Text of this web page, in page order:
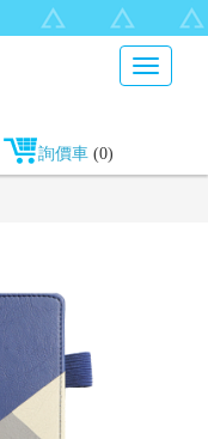
Toggle
詢價車 (0)